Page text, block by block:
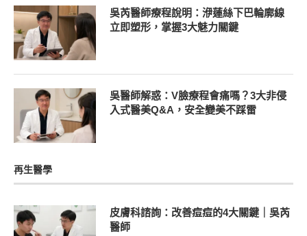
吳芮醫師療程說明：洢蓮絲下巴輪廓線
立即塑形，掌握3大魅力關鍵
吳醫師解惑：V臉療程會痛嗎？3大非侵
入式醫美Q&A，安全變美不踩雷
再生醫學
皮膚科諮詢：改善痘痘的4大關鍵｜吳芮
醫師